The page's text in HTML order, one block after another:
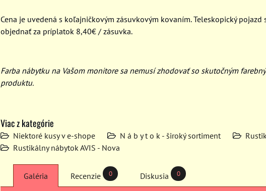
Cena je uvedená s koľajničkovým zásuvkovým kovaním. Teleskopický pojazd
objednať za príplatok 8,40€ / zásuvka.
Farba nábytku na Vašom monitore sa nemusí zhodovať so skutočným
produktu.
Viac z kategórie
Niektoré kusy v e-shope N á b y t o k - široký sortiment
Rustikálny nábytok AVIS - Nova
Galéria Recenzie 0 Diskusia 0